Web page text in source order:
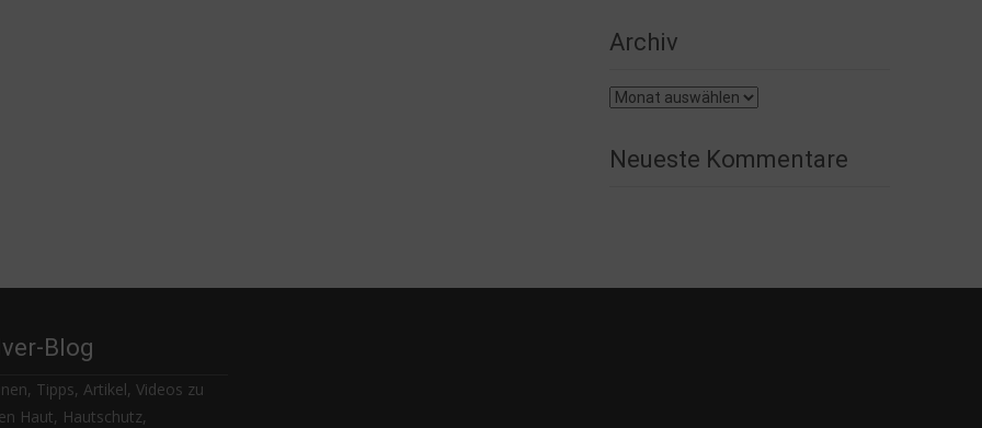
Archiv
Archiv
Neueste Kommentare
Blog
Tipps, Artikel, Videos zu
Haut, Hautschutz,